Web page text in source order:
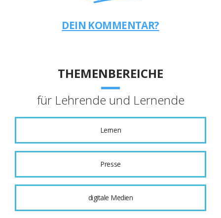
DEIN KOMMENTAR?
THEMENBEREICHE
für Lehrende und Lernende
Lernen
Presse
digitale Medien